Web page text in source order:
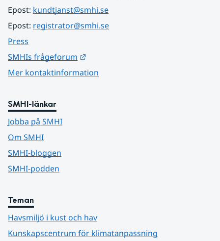
Epost: kundtjanst@smhi.se
Epost: registrator@smhi.se
Press
SMHIs frågeforum
Mer kontaktinformation
SMHI-länkar
Jobba på SMHI
Om SMHI
SMHI-bloggen
SMHI-podden
Teman
Havsmiljö i kust och hav
Kunskapscentrum för klimatanpassning